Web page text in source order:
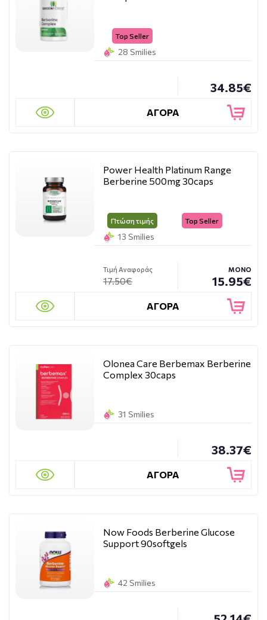
Top Seller
28 Smilies
34.85€
ΑΓΟΡΑ
Power Health Platinum Range
Berberine 500mg 30caps
Πτώση τιμής Top Seller
13 Smilies
Τιμή Αναφοράς
17.50€
ΜΟΝΟ
15.95€
ΑΓΟΡΑ
Olonea Care Berbemax Berberine
Complex 30caps
31 Smilies
38.37€
ΑΓΟΡΑ
Now Foods Berberine Glucose
Support 90softgels
42 Smilies